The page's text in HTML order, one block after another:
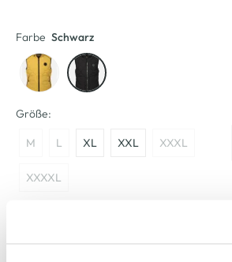
Farbe Schwarz
Größe:
M L XL XXL XXXL
XXXXL